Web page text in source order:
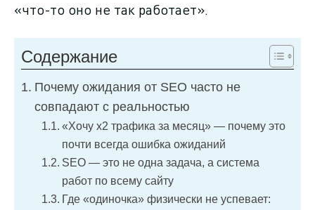
Контакты
«что-то оно не так работает».
Содержание
Почему ожидания от SEO часто не
совпадают с реальностью
«Хочу х2 трафика за месяц» — почему это
почти всегда ошибка ожиданий
SEO — это не одна задача, а система
работ по всему сайту
Где «одиночка» физически не успевает: